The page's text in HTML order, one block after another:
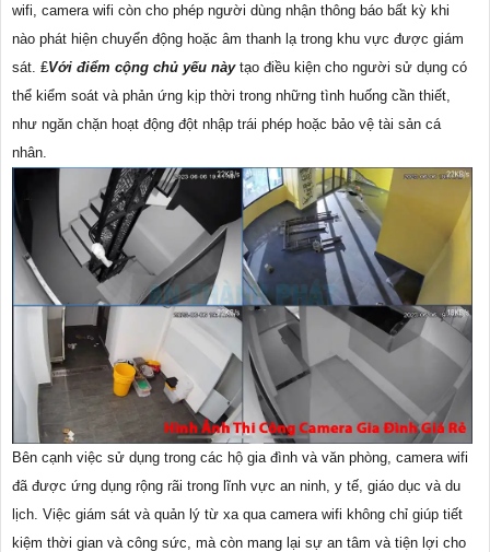
wifi, camera wifi còn cho phép người dùng nhận thông báo bất kỳ khi
nào phát hiện chuyển động hoặc âm thanh lạ trong khu vực được giám
sát. ₤Với điểm cộng chủ yếu nàytạo điều kiện cho người sử dụng có
thể kiểm soát và phản ứng kịp thời trong những tình huống cần thiết,
như ngăn chặn hoạt động đột nhập trái phép hoặc bảo vệ tài sản cá
nhân.
Bên cạnh việc sử dụng trong các hộ gia đình và văn phòng, camera wifi
đã được ứng dụng rộng rãi trong lĩnh vực an ninh, y tế, giáo dục và du
lịch. Việc giám sát và quản lý từ xa qua camera wifi không chỉ giúp tiết
kiệm thời gian và công sức, mà còn mang lại sự an tâm và tiện lợi cho